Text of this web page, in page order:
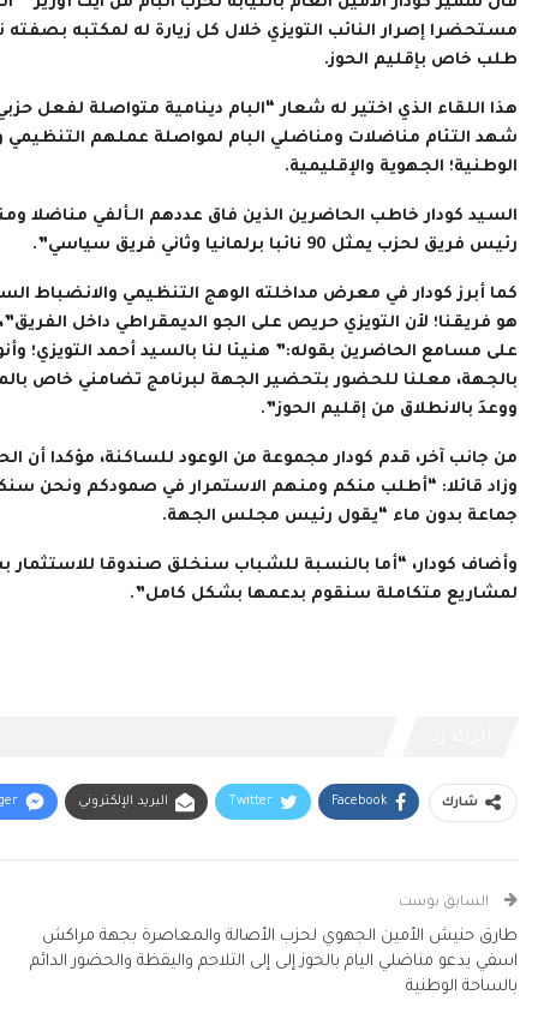
مستحضرا إصرار النائب التويزي خلال كل زيارة له لمكتبه
طلب خاص بإقليم الحوز.
شهد التئام مناضلات ومناضلي البام لمواصلة عملهم التنظيمي
الوطنية؛ الجهوية والإقليمية.
السيد كودار خاطب الحاضرين الذين فاق عددهم الـألفي مناضلا
رئيس فريق لحزب يمثل 90 نائبا برلمانيا وثاني فريق سياسي”.
كما أبرز كودار في معرض مداخلته الوهج التنظيمي والانضباط
هو فريقنا؛ لأن التويزي حريص على الجو الديمقراطي داخل
على مسامع الحاضرين بقوله:” هنيئا لنا بالسيد أحمد التويزي؛
بالجهة، معلنا للحضور بتحضير الجهة لبرنامج تضامني خاص
ووعدَ بالانطلاق من إقليم الحوز”.
من جانب آخر، قدم كودار مجموعة من الوعود للساكنة، مؤكدا أن
وزاد قائلا: “أطلب منكم ومنهم الاستمرار في صمودكم
جماعة بدون ماء “يقول رئيس مجلس الجهة.
وأضاف كودار، “أما بالنسبة للشباب سنخلق صندوقا
لمشاريع متكاملة سنقوم بدعمها بشكل كامل”.
شارك Facebook
Twitter البريد الإلكتروني
السابق بوست
طارق حنيش الأمين الجهوي لحزب الأصالة والمعاصرة بجهة مراكش
اسفي يدعو مناضلي اليام بالحوز إلى إلى التلاحم واليقظة والحضور الدائم
بالساحة الوطنية